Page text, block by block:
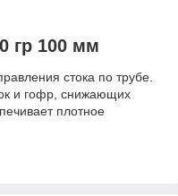
гр 100 мм
стока по трубе.
и гофр, снижающих
плотное